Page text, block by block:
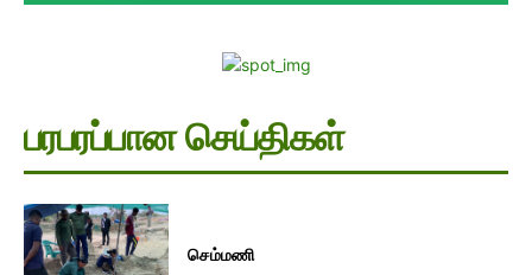
பரபரப்பான செய்திகள்
செம்மணி